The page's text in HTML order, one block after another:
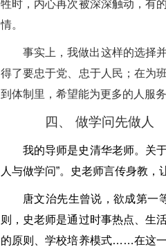
牲时，内心再次被深深触动，有
情。
事实上，我做出这样的选择
得了要忠于党、忠于人民；在为
到体制里，希望能为更多的人服务
四、 做学问先做人
我的导师是史清华老师。关
人与做学问”。史老师言传身教，
唐文治先生曾说，欲成第一
则，史老师是通过时事热点、生
的原则、学校培养模式……在这